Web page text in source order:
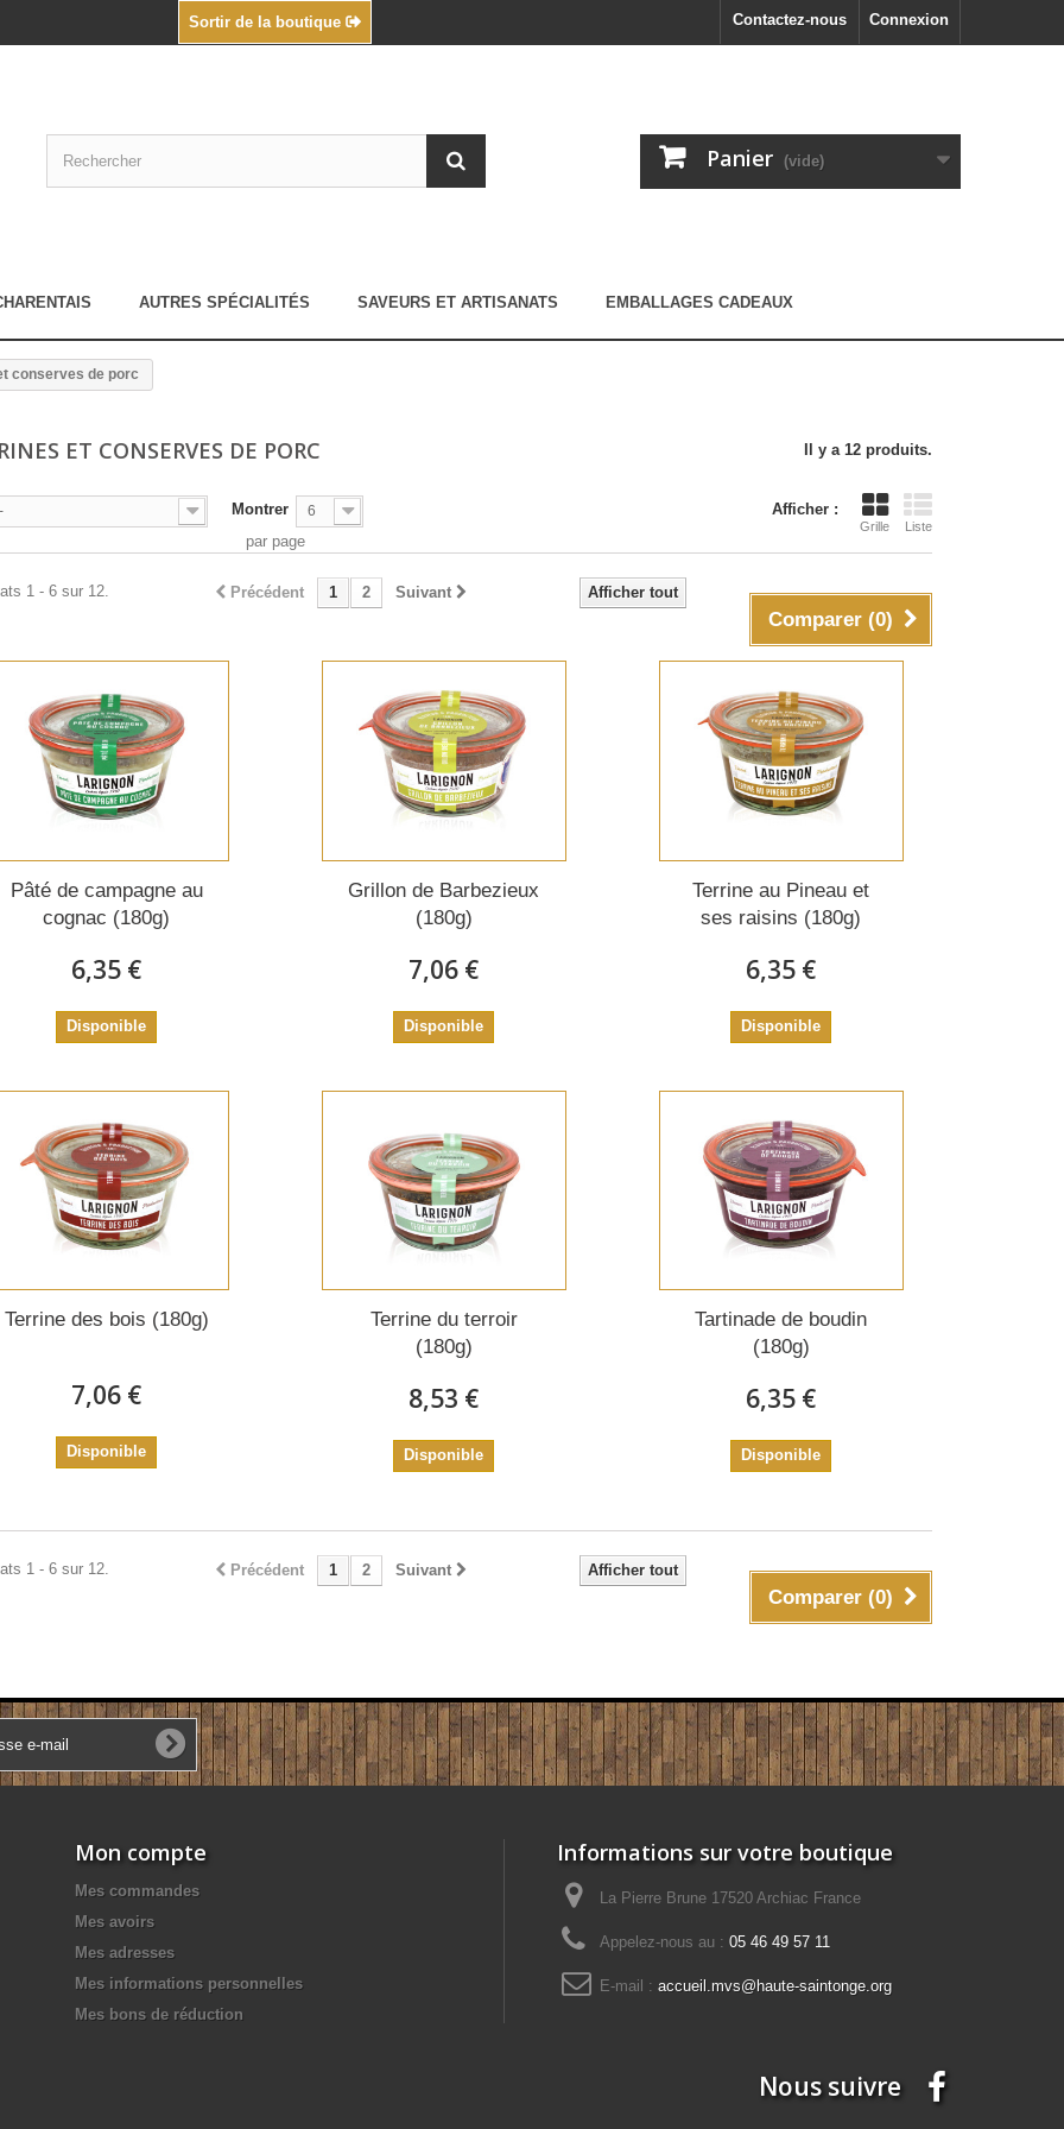
Connexion
Contactez-nous
Sortir de la boutique
Panier (vide)
AUTRES SPÉCIALITÉS SAVEURS ET ARTISANATS EMBALLAGES CADEAUX
conserves de porc
ET CONSERVES DE PORC Il y a 12 produits.
Afficher :
Grille Liste
Montrer 6
par page
Comparer (0)
Afficher tout
Précédent 1 2 Suivant
1 - 6 sur 12.
Pâté de campagne au
cognac (180g)
6,35 €
Disponible
Grillon de Barbezieux
(180g)
7,06 €
Disponible
Terrine au Pineau et
ses raisins (180g)
6,35 €
Disponible
Terrine des bois (180g)
7,06 €
Disponible
Terrine du terroir
(180g)
8,53 €
Disponible
Tartinade de boudin
(180g)
6,35 €
Disponible
Comparer (0)
Afficher tout
Précédent 1 2 Suivant
1 - 6 sur 12.
Mon compte
Mes commandes
Mes avoirs
Mes adresses
Mes informations personnelles
Mes bons de réduction
Informations sur votre boutique
La Pierre Brune 17520 Archiac France
Appelez-nous au : 05 46 49 57 11
E-mail : accueil.mvs@haute-saintonge.org
Nous suivre